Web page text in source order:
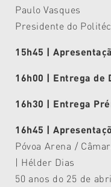
Paulo Vasques
Presidente do
15h45 |
16h00 | Entrega de
16h30 | Entrega
16h45 |
Póvoa Arena /
| Hélder Dias
50 anos do 25 de